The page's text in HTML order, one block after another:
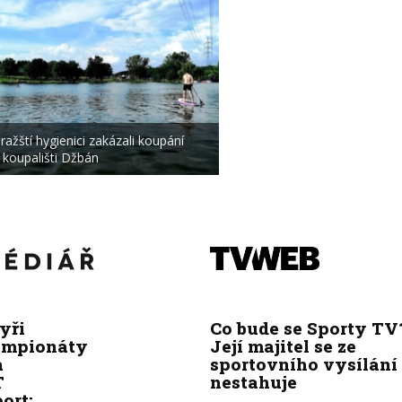
hygienici zakázali koupání
koupališti Džbán
Co bude se Sporty
Její majitel se ze
sportovního vysílání
nestahuje